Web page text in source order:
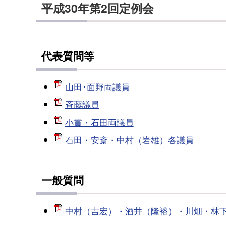
平成30年第2回定例会
代表質問等
山田･面野両議員
斉藤議員
小貫・石田両議員
石田・安斎・中村（岩雄）各議員
一般質問
中村（吉宏）・酒井（隆裕）・川畑・林